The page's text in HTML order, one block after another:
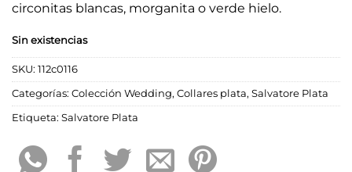
circonitas blancas, morganita o verde hielo.
Sin existencias
SKU: 112c0116
Categorías: Colección Wedding, Collares plata, Salvatore Plata
Etiqueta: Salvatore Plata